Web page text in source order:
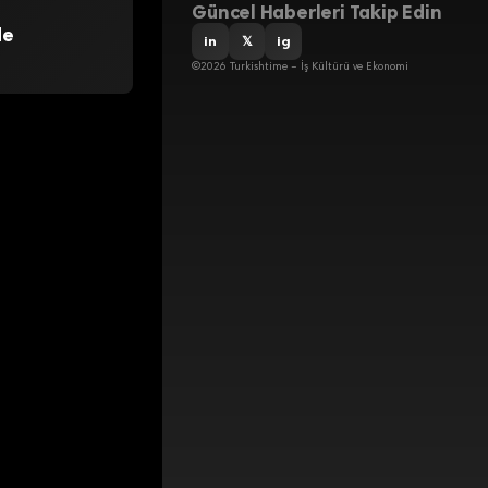
Güncel Haberleri Takip Edin
in 𝕏 ig
©2026 Turkishtime – İş Kültürü ve Ekonomi